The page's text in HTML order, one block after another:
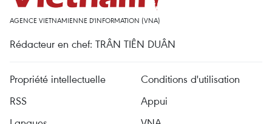
AGENCE VIETNAMIENNE D'INFORMATION (VNA)
Rédacteur en chef: TRÂN TIÊN DUÂN
Propriété intellectuelle
Conditions d'utilisation
RSS
Appui